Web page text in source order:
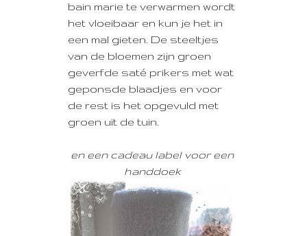
bain marie te verwarmen wordt
het vloeibaar en kun je het in
een mal gieten. De steeltjes
van de bloemen zijn groen
geverfde saté prikers met wat
geponsde blaadjes en voor
de rest is het opgevuld met
groen uit de tuin.
en een cadeau label voor een
handdoek